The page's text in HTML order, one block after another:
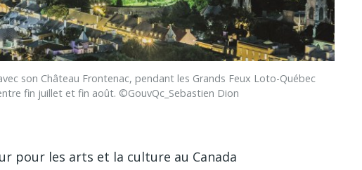
son Château Frontenac, pendant les Grands Feux Loto-Québec
fin juillet et fin août. ©GouvQc_Sebastien Dion
pour les arts et la culture au Canada